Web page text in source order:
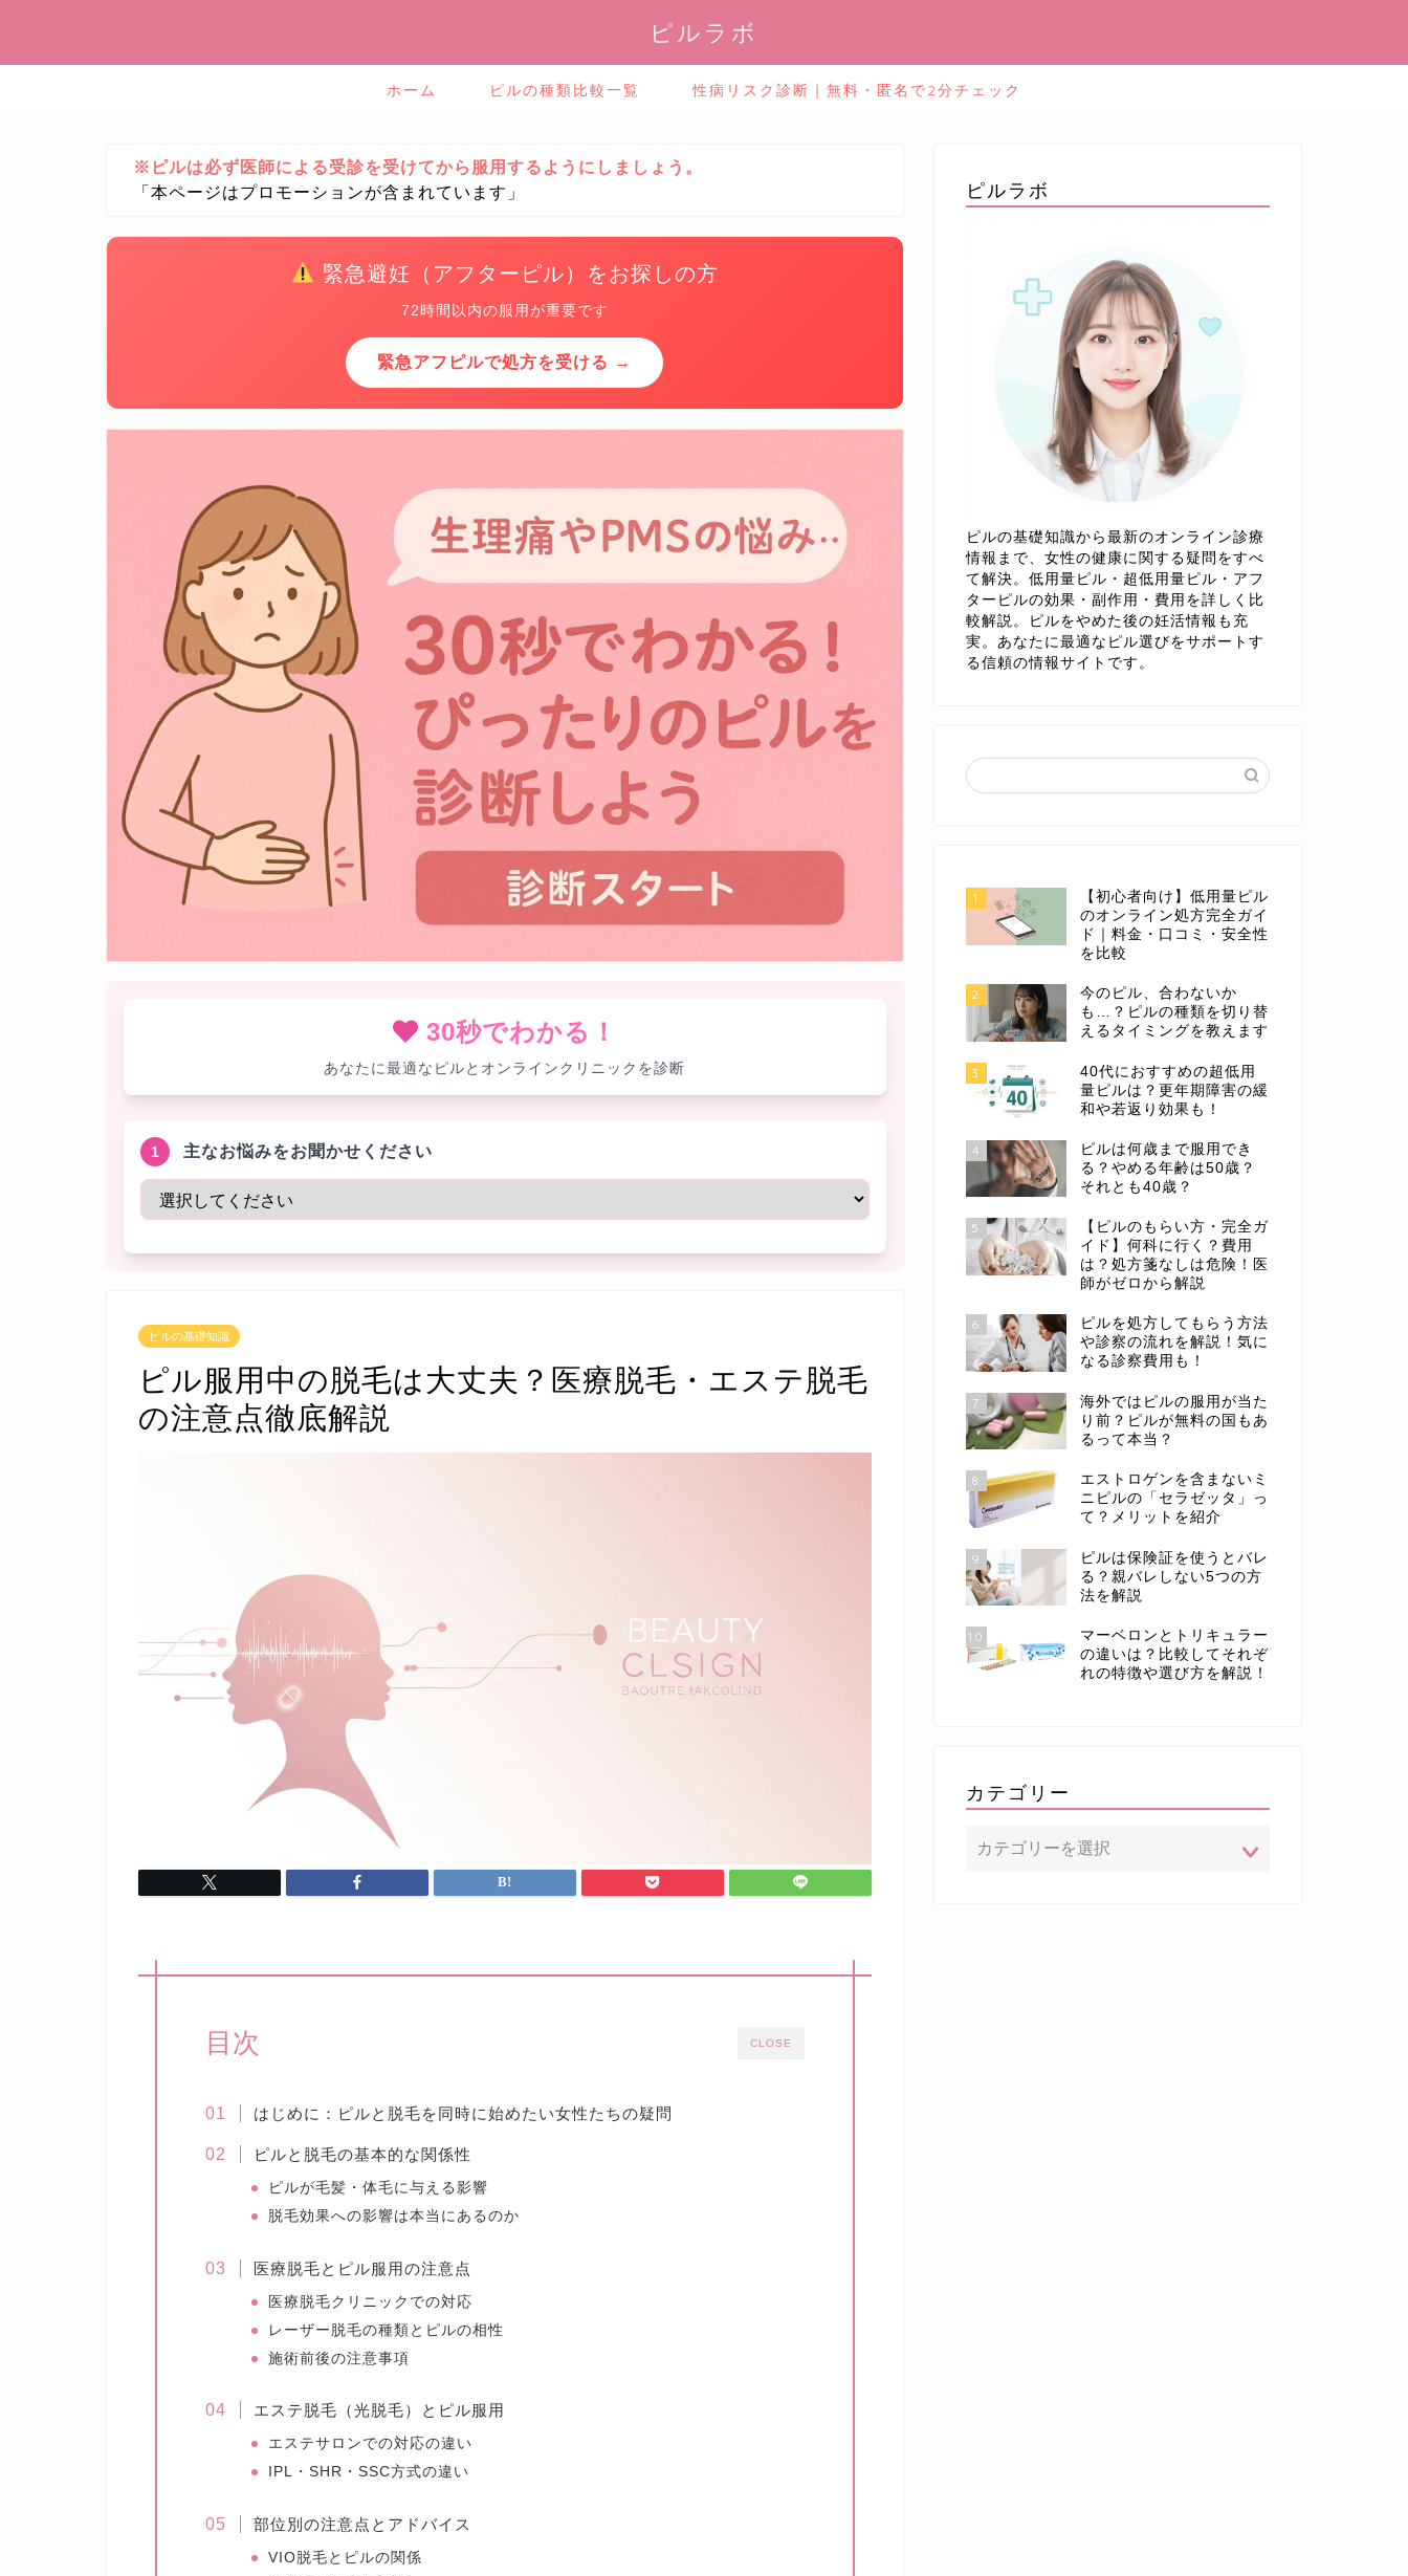
ピルラボ
ホーム ピルの種類比較一覧 性病リスク診断｜無料・匿名で2分チェック
※ピルは必ず医師による受診を受けてから服用するようにしましょう。
「本ページはプロモーションが含まれています」
緊急避妊（アフターピル）をお探しの方
72時間以内の服用が重要です
緊急アフピルで処方を受ける →
30秒でわかる！
あなたに最適なピルとオンラインクリニックを診断
1 主なお悩みをお聞かせください
ピルの基礎知識
ピル服用中の脱毛は大丈夫？医療脱毛・エステ脱毛
の注意点徹底解説
CLOSE
目次
はじめに：ピルと脱毛を同時に始めたい女性たちの疑問
ピルと脱毛の基本的な関係性
ピルが毛髪・体毛に与える影響
脱毛効果への影響は本当にあるのか
医療脱毛とピル服用の注意点
医療脱毛クリニックでの対応
レーザー脱毛の種類とピルの相性
施術前後の注意事項
エステ脱毛（光脱毛）とピル服用
エステサロンでの対応の違い
IPL・SHR・SSC方式の違い
部位別の注意点とアドバイス
VIO脱毛とピルの関係
ピルラボ
ピルの基礎知識から最新のオンライン診療
情報まで、女性の健康に関する疑問をすべ
て解決。低用量ピル・超低用量ピル・アフ
ターピルの効果・副作用・費用を詳しく比
較解説。ピルをやめた後の妊活情報も充
実。あなたに最適なピル選びをサポートす
る信頼の情報サイトです。
1
【初心者向け】低用量ピル
のオンライン処方完全ガイ
ド｜料金・口コミ・安全性
を比較
2
今のピル、合わないか
も…？ピルの種類を切り替
えるタイミングを教えます
3
40代におすすめの超低用
量ピルは？更年期障害の緩
和や若返り効果も！
4
ピルは何歳まで服用でき
る？やめる年齢は50歳？
それとも40歳？
5
【ピルのもらい方・完全ガ
イド】何科に行く？費用
は？処方箋なしは危険！医
師がゼロから解説
6
ピルを処方してもらう方法
や診察の流れを解説！気に
なる診察費用も！
7
海外ではピルの服用が当た
り前？ピルが無料の国もあ
るって本当？
8
エストロゲンを含まないミ
ニピルの「セラゼッタ」っ
て？メリットを紹介
9
ピルは保険証を使うとバレ
る？親バレしない5つの方
法を解説
10
マーベロンとトリキュラー
の違いは？比較してそれぞ
れの特徴や選び方を解説！
カテゴリー